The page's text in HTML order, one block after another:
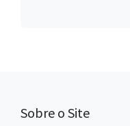
Sobre o Site